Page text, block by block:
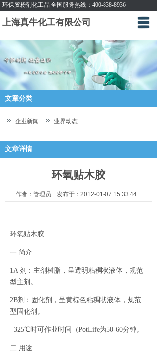
环保胶粉剂化工品 全国服务热线：400-838-8936
上海真牛化工有限公司
企业简介
新闻动态
产品展示
联系方式
文章分类
企业新闻 业界动态
文章详情
环氧贴木胶
作者：管理员 发布于：2012-01-07 15:33:44
环氧贴木胶
一.简介
1A 剂：主剂树脂，呈透明粘稠状液体，规范
型主剂。
2B剂：固化剂，呈黄棕色粘稠状液体，规范
型固化剂。
325℃时可作业时间（PotLife为50-60分钟。
二.用途